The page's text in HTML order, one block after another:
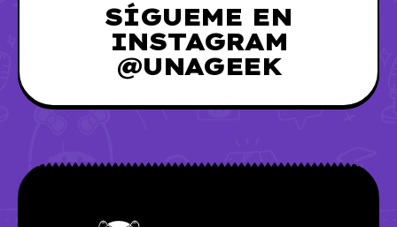
SÍGUEME EN
INSTAGRAM
@UNAGEEK